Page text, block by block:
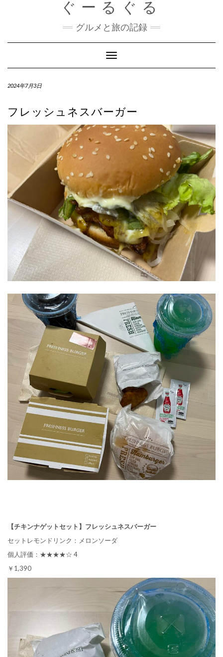
ぐーるぐる
グルメと旅の記録
Toggle
Navigation
2024年7月3日
フレッシュネスバーガー
【チキンナゲットセット】フレッシュネスバーガー
セットレモンドリンク：メロンソーダ
個人評価：★★★★☆ 4
￥1,390